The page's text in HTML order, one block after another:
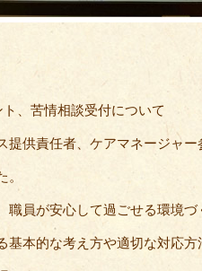
、苦情相談受付について
提供責任者、ケアマネージャー
職員が安心して過ごせる環境づ
基本的な考え方や適切な対応